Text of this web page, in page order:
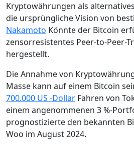
Kryptowährungen als
die ursprüngliche Vision von
Nakamoto Könnte der Bitcoin
zensorresistentes Peer-to-Peer-
hergestellt.
Die Annahme von
Masse kann auf einem Bitcoin
700.000 US -Dollar Fahren von
einem angenommenen 3 %-
prognostizierte den bekannten
Woo im August 2024.